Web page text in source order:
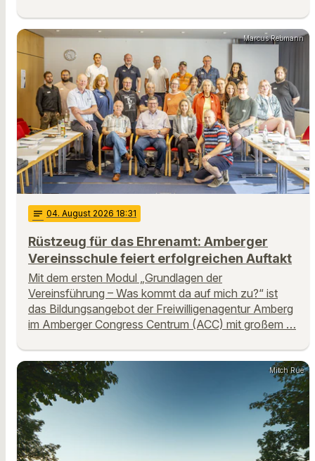
Marcus Rebmann
notes 04. August 2026 18:31
Rüstzeug für das Ehrenamt: Amberger
Vereinsschule feiert erfolgreichen Auftakt
Mit dem ersten Modul „Grundlagen der
Vereinsführung – Was kommt da auf mich zu?“ ist
das Bildungsangebot der Freiwilligenagentur Amberg
im Amberger Congress Centrum (ACC) mit großem …
Mitch Rue